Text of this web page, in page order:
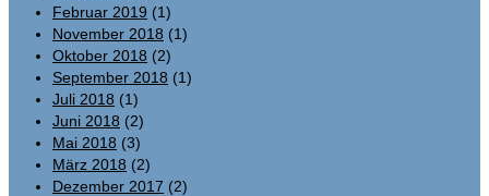
Februar 2019 (1)
November 2018 (1)
Oktober 2018 (2)
September 2018 (1)
Juli 2018 (1)
Juni 2018 (2)
Mai 2018 (3)
März 2018 (2)
Dezember 2017 (2)